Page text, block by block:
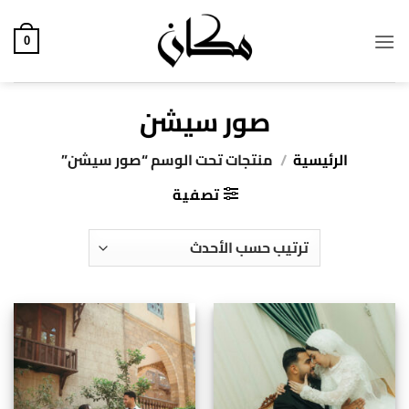
للمحتوى
0
صور سيشن
الرئيسية / منتجات تحت الوسم “صور سيشن”
تصفية